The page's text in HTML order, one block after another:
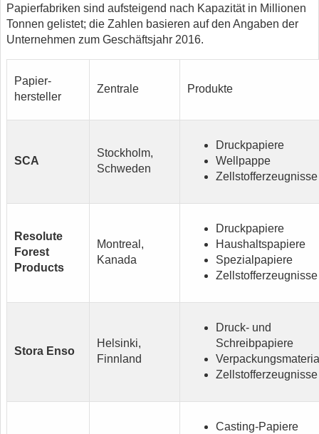
Papierfabriken sind aufsteigend nach Kapazität in Millionen
Tonnen gelistet; die Zahlen basieren auf den Angaben der
Unternehmen zum Geschäftsjahr 2016.
Papier-
hersteller
Zentrale Produkte
SCA
Stockholm,
Schweden
Druckpapiere
Wellpappe
Zellstofferzeugnisse
Resolute
Forest
Products
Montreal,
Kanada
Druckpapiere
Haushaltspapiere
Spezialpapiere
Zellstofferzeugnisse
Stora Enso
Helsinki,
Finnland
Druck- und
Schreibpapiere
Zellstofferzeugnisse
Casting-Papiere